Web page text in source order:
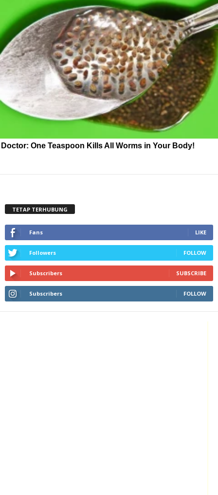
Doctor: One Teaspoon Kills All Worms in Your Body!
TETAP TERHUBUNG
Fans LIKE
Followers FOLLOW
Subscribers SUBSCRIBE
Subscribers FOLLOW